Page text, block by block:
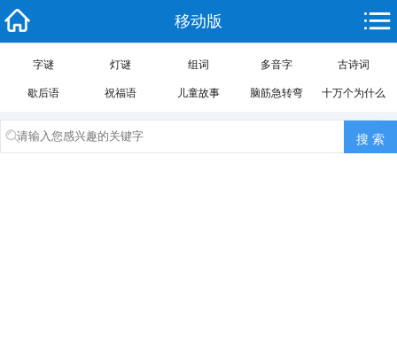
移动版
字谜 灯谜 组词 多音字 古诗词
歇后语 祝福语 儿童故事 脑筋急转弯 十万个为什么